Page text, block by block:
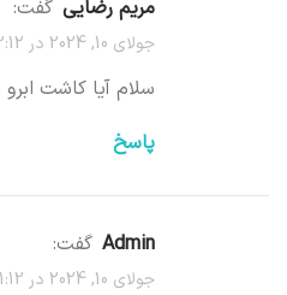
مریم رضایی گفت:
جولای 10, 2024 در 12:12 ب.ظ
سلام آیا کاشت ابرو
پاسخ
Admin گفت:
جولای 10, 2024 در 1:12 ب.ظ